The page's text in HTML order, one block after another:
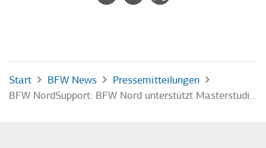
Start BFW News
Pressemitteilungen
BFW NordSupport: BFW Nord unterstützt Masterstudierende der EBZ Business School